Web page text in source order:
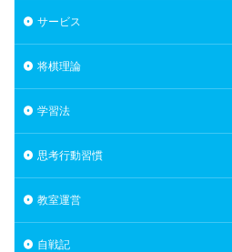
サービス
将棋理論
学習法
思考行動習慣
教室運営
自戦記